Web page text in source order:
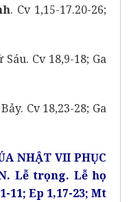
. Cv 1,15-17.20-26;
18,9-18; Ga
18,23-28; Ga
VII PHỤC
Lễ trọng. Lễ họ
11; Ep 1,17-23; Mt